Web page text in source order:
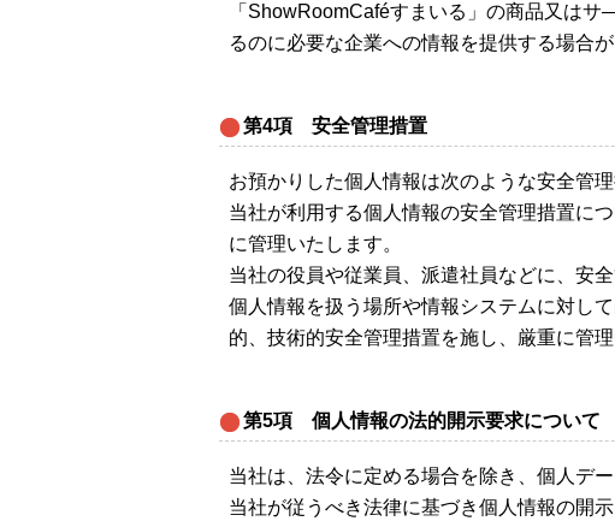
「ShowRoomCaféすまいる」の商品又は
るのに必要な企業への情報を提供する場合が
第4項 安全管理措置
お預かりした個人情報は次のような安全管
当社が利用する個人情報の安全管理措置に
に管理いたします。
当社の役員や従業員、派遣社員などに、安
個人情報を扱う場所や情報システムに対し
的、技術的安全管理措置を施し、厳重に管理
第5項 個人情報の法的開示要求について
当社は、法令に定める場合を除き、個人デ
当社が従うべき法律に基づき個人情報の開